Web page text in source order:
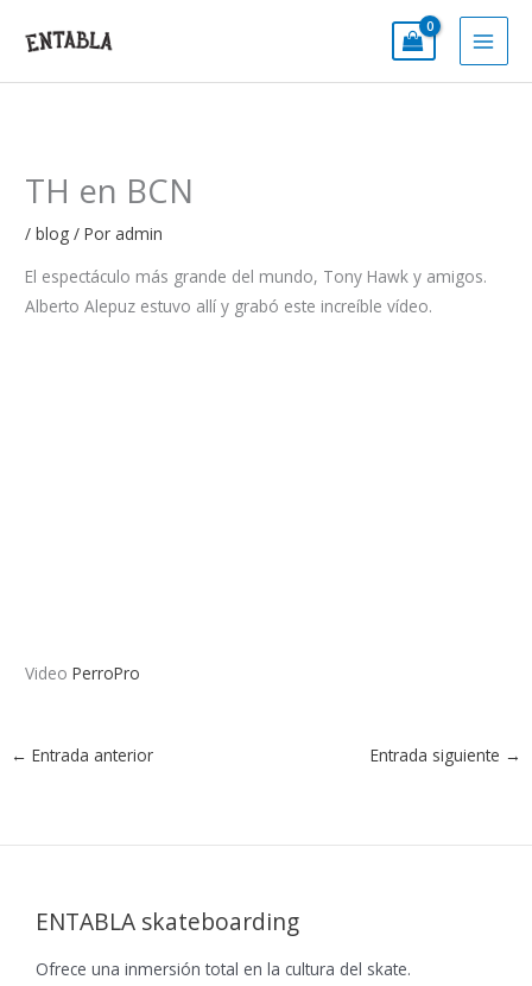
TH en BCN
/blog / Por admin
El espectáculo más grande del mundo, Tony Hawk y amigos.
Alberto Alepuz estuvo allí y grabó este increíble vídeo.
VideoPerroPro
← Entrada anterior Entrada siguiente →
ENTABLA skateboarding
Ofrece una inmersión total en la cultura del skate.